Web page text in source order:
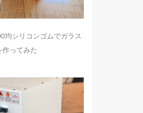
均シリコンゴムでガラス
作ってみた